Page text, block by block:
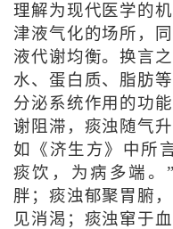
理解为现代医学的
津液气化的场所，
液代谢均衡。换言
水、蛋白质、脂肪
分泌系统作用的功
谢阻滞，痰浊随气
如《济生方》中所
痰饮，为病多端。
胖；痰浊郁聚胃腑
见消渴；痰浊窜于